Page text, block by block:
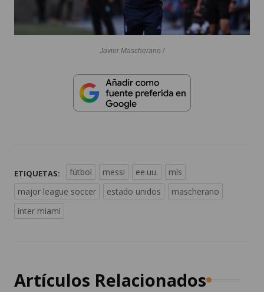
Javier Mascherano /
ETIQUETAS: fútbol messi ee.uu.
mls
major league soccer
estado unidos
mascherano
inter miami
Artículos Relacionados